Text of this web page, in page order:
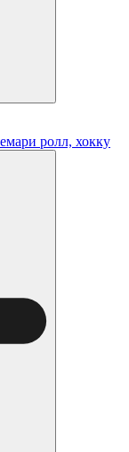
ролл, хокку